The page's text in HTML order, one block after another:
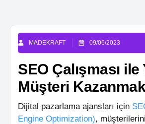
MADEKRAFT 09/06/2023
SEO Çalışması ile
Müşteri Kazanmak
Dijital pazarlama ajansları için
Engine Optimization),